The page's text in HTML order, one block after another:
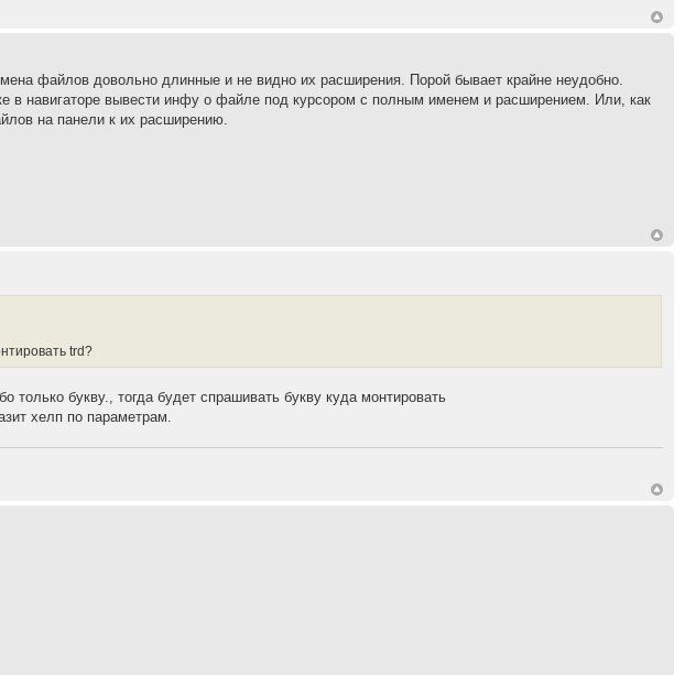
файлов довольно длинные и не видно их расширения. Порой бывает крайне неудобно.
в навигаторе вывести инфу о файле под курсором с полным именем и расширением. Или, как
на панели к их расширению.
trd?
букву., тогда будет спрашивать букву куда монтировать
хелп по параметрам.